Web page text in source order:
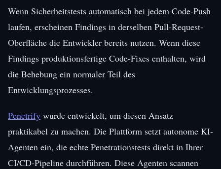
Wenn Sicherheitstests automatisch bei jedem Code-Push
laufen, erscheinen Findings in derselben Pull-Request-
Oberfläche die Entwickler bereits nutzen. Wenn diese
Findings produktionsfertige Code-Fixes enthalten, wird
die Behebung ein normaler Teil des
Entwicklungsprozesses.
Penetrify wurde entwickelt, um diesen Ansatz
praktikabel zu machen. Die Plattform setzt autonome KI-
Agenten ein, die echte Penetrationstests direkt in Ihrer
CI/CD-Pipeline durchführen. Diese Agenten scannen